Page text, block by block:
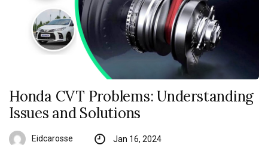
Honda CVT Problems: Understanding
Issues and Solutions
Eidcarosse Jan 16, 2024